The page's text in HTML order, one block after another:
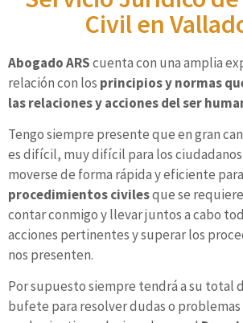
Civil en
Abogado ARScuenta con una amplia
relación con los principios y normas
las relaciones y acciones del ser
Tengo siempre presente que en gran
es difícil, muy difícil para los
moverse de forma rápida y eficiente
procedimientos civilesque se
contar conmigo y llevar juntos a cabo
acciones pertinentes y superar los
nos presenten.
Por supuesto siempre tendrá a su total
bufete para resolver dudas o